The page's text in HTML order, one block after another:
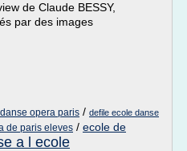
de Claude BESSY,
par des images
opera paris / defile ecole danse
de paris eleves / ecole de
a l ecole